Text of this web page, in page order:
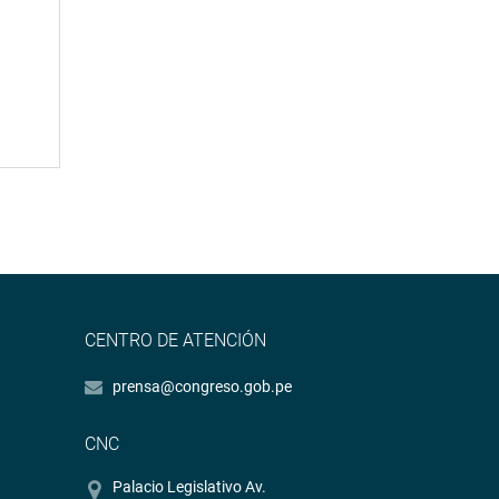
CENTRO DE ATENCIÓN
prensa@congreso.gob.pe
CNC
Palacio Legislativo Av.